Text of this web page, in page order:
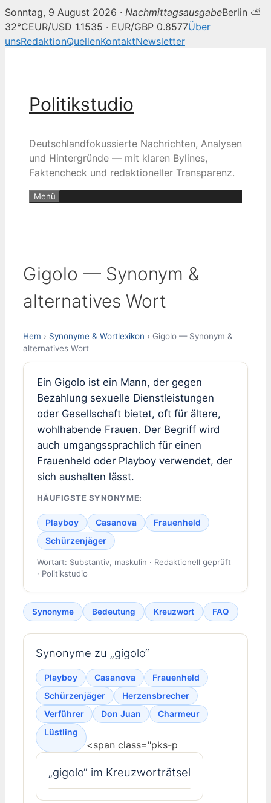
Sonntag, 9 August 2026 · NachmittagsausgabeBerlin ⛅
32°CEUR/USD 1.1535 · EUR/GBP 0.8577Über
unsRedaktionQuellenKontaktNewsletter
Politikstudio
Deutschlandfokussierte Nachrichten, Analysen
und Hintergründe — mit klaren Bylines,
Faktencheck und redaktioneller Transparenz.
Menü
Gigolo — Synonym &
alternatives Wort
Hem › Synonyme & Wortlexikon › Gigolo — Synonym &
alternatives Wort
Ein Gigolo ist ein Mann, der gegen
Bezahlung sexuelle Dienstleistungen
oder Gesellschaft bietet, oft für ältere,
wohlhabende Frauen. Der Begriff wird
auch umgangssprachlich für einen
Frauenheld oder Playboy verwendet, der
sich aushalten lässt.
HÄUFIGSTE SYNONYME:
Playboy Casanova
Frauenheld
Schürzenjäger
Wortart: Substantiv, maskulin · Redaktionell geprüft
· Politikstudio
Synonyme Bedeutung Kreuzwort FAQ
Synonyme zu „gigolo“
Playboy Casanova
Frauenheld
Schürzenjäger
Herzensbrecher
Verführer
Don Juan
Charmeur
Lüstling
<span class="pks-p
„gigolo“ im Kreuzworträtsel